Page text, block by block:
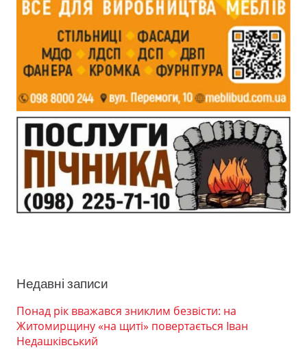
Недавні записи
Понад рік вважався зниклим безвісти: на
Житомирщину «на щиті» повертається Іван
Недашківський